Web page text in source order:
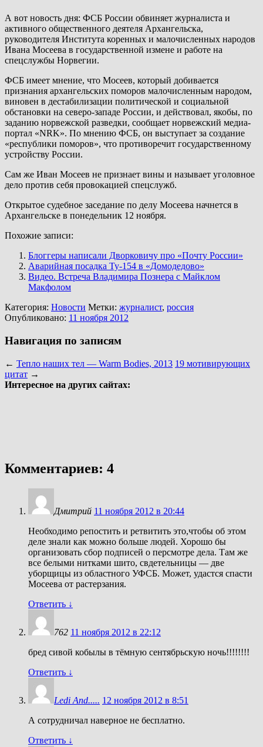
А вот новость дня: ФСБ России обвиняет журналиста и
активного общественного деятеля Архангельска,
руководителя Института коренных и малочисленных народов
Ивана Мосеева в государственной измене и работе на
спецслужбы Норвегии.
ФСБ имеет мнение, что Мосеев, который добивается
признания архангельских поморов малочисленным народом,
виновен в дестабилизации политической и социальной
обстановки на северо-западе России, и действовал, якобы, по
заданию норвежской разведки, сообщает норвежский медиа-
портал «NRK». По мнению ФСБ, он выступает за создание
«республики поморов», что противоречит государственному
устройству России.
Сам же Иван Мосеев не признает вины и называет уголовное
дело против себя провокацией спецслужб.
Открытое судебное заседание по делу Мосеева начнется в
Архангельске в понедельник 12 ноября.
Похожие записи:
Блоггеры написали Дворковичу про «Почту России»
Аварийная посадка Ту-154 в «Домодедово»
Видео. Встреча Владимира Познера с Майклом
Макфолом
Категория: Новости Метки: журналист, россия
Опубликовано: 11 ноября 2012
Навигация по записям
← Тепло наших тел — Warm Bodies, 2013 19 мотивирующих
цитат →
Интересное на других сайтах:
Комментариев: 4
Дмитрий 11 ноября 2012 в 20:44
Необходимо репостить и ретвитить это,чтобы об этом
деле знали как можно больше людей. Хорошо бы
организовать сбор подписей о персмотре дела. Там же
все белыми нитками шито, свдетельницы — две
уборщицы из областного УФСБ. Может, удастся спасти
Мосеева от растерзания.
Ответить ↓
762 11 ноября 2012 в 22:12
бред сивой кобылы в тёмную сентябрьскую ночь!!!!!!!!
Ответить ↓
Ledi And..... 12 ноября 2012 в 8:51
А сотрудничал наверное не бесплатно.
Ответить ↓